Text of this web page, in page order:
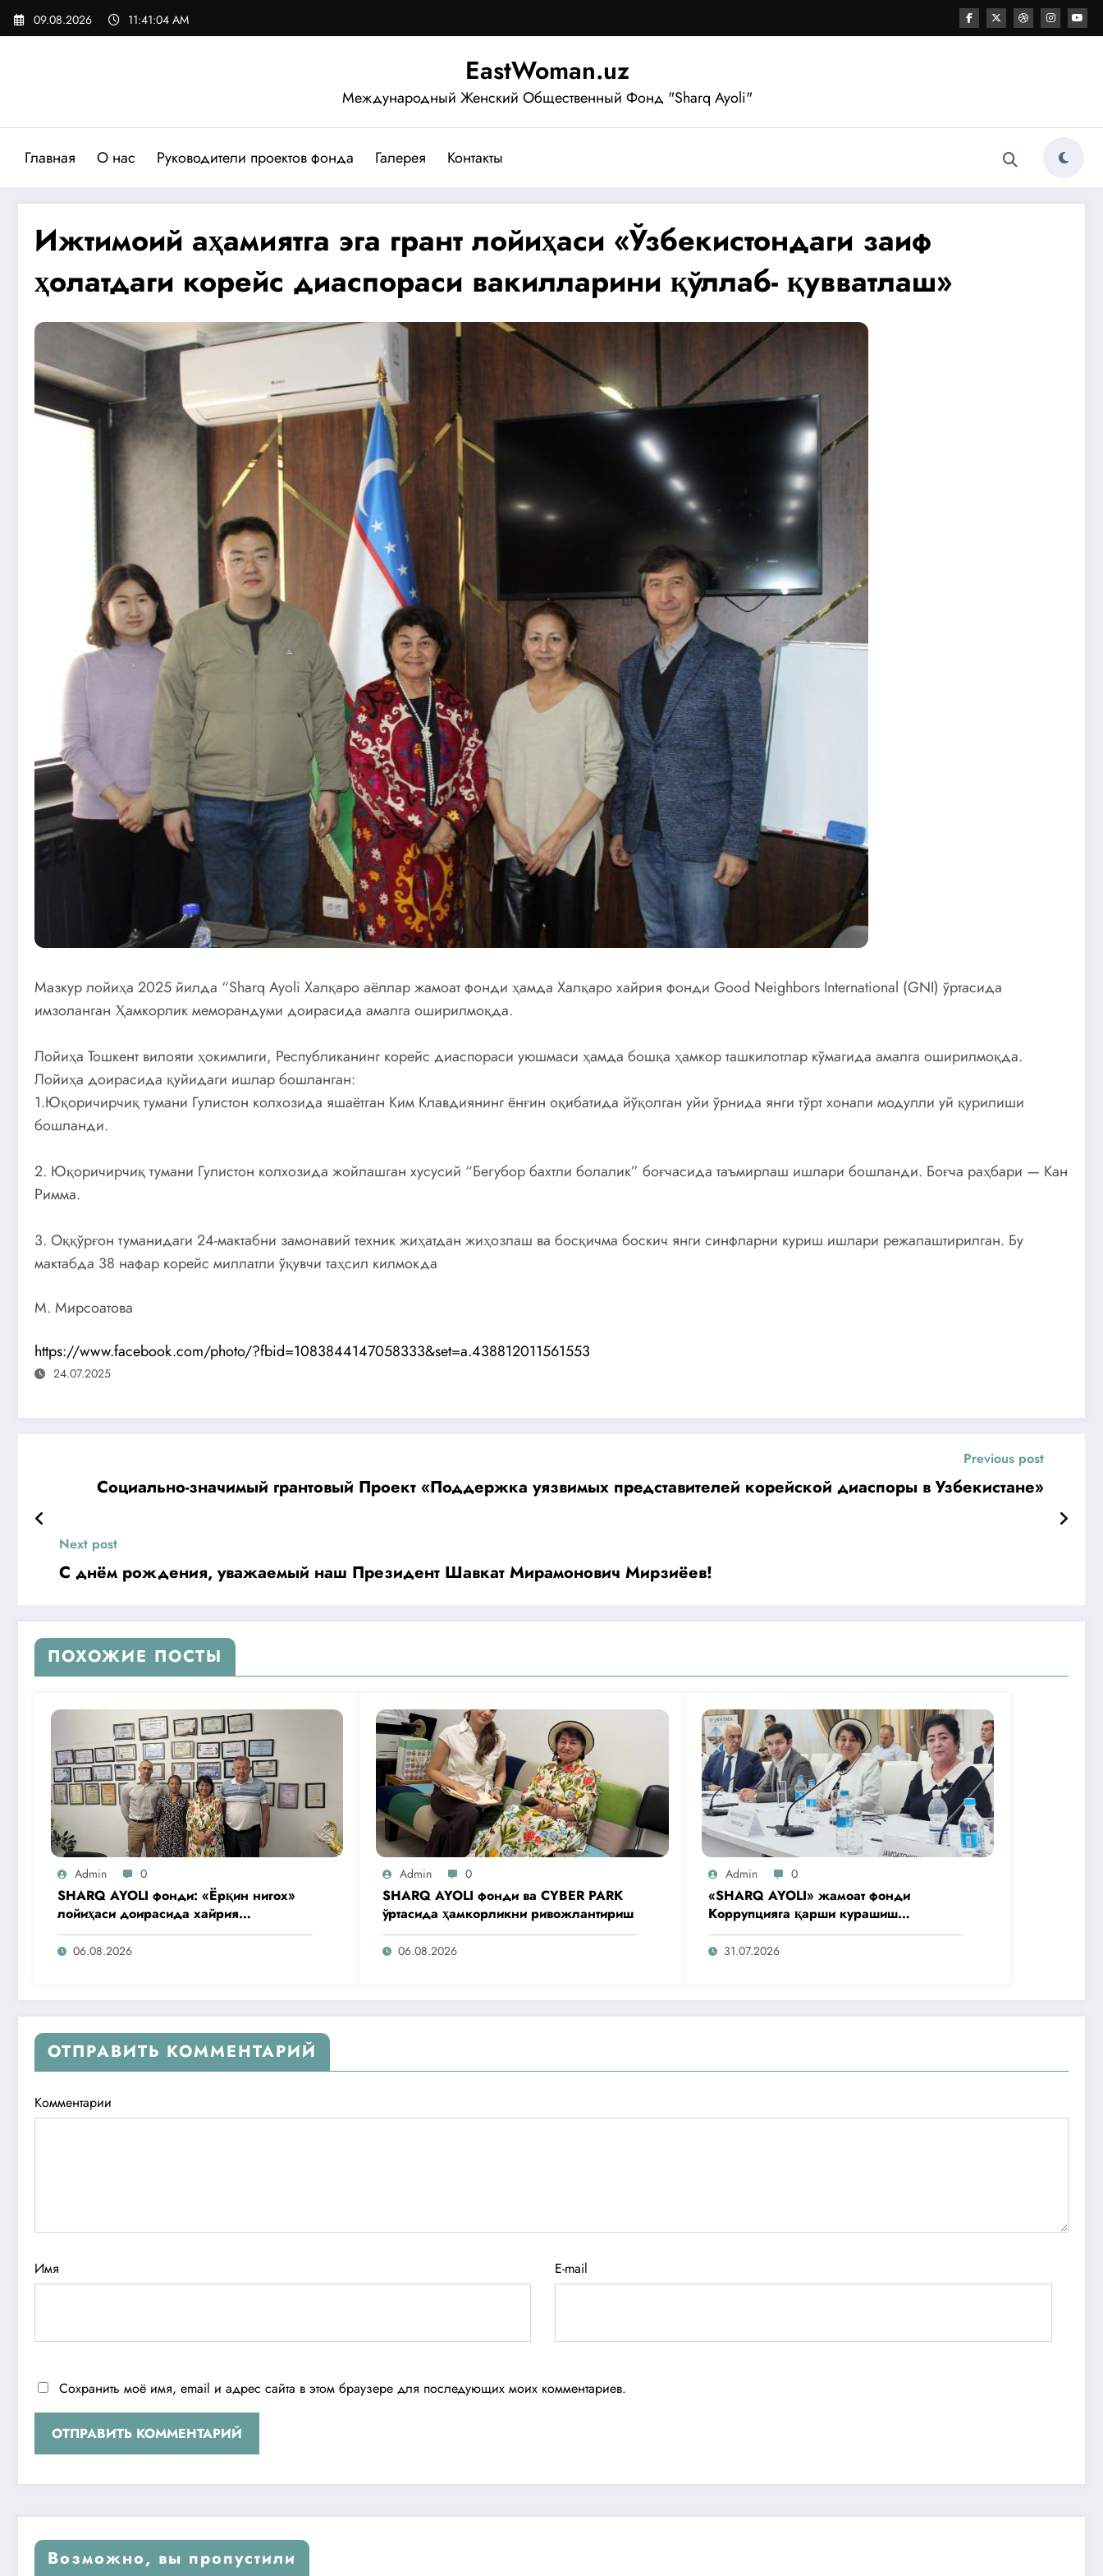
Перейти
09.08.2026 11:41:06 AM
EastWoman.uz
Международный Женский Общественный Фонд "Sharq Ayoli"
Главная О нас Руководители проектов фонда Галерея Контакты
Ижтимоий аҳамиятга эга грант лойиҳаси «Ўзбекистондаги заиф
ҳолатдаги корейс диаспораси вакилларини қўллаб- қувватлаш»
Мазкур лойиҳа 2025 йилда “Sharq Ayoli Халқаро аёллар жамоат фонди ҳамда Халқаро хайрия фонди Good Neighbors International (GNI) ўртасида
имзоланган Ҳамкорлик меморандуми доирасида амалга оширилмоқда.
Лойиҳа Тошкент вилояти ҳокимлиги, Республиканинг корейс диаспораси уюшмаси ҳамда бошқа ҳамкор ташкилотлар кўмагида амалга оширилмоқда.
Лойиҳа доирасида қуйидаги ишлар бошланган:
1.Юқоричирчиқ тумани Гулистон колхозида яшаётган Ким Клавдиянинг ёнғин оқибатида йўқолган уйи ўрнида янги тўрт хонали модулли уй қурилиши
бошланди.
2. Юқоричирчиқ тумани Гулистон колхозида жойлашган хусусий “Бегубор бахтли болалик” боғчасида таъмирлаш ишлари бошланди. Боғча раҳбари — Кан
Римма.
3. Оққўрғон туманидаги 24-мактабни замонавий техник жиҳатдан жиҳозлаш ва босқичма боскич янги синфларни куриш ишлари режалаштирилган. Бу
мактабда 38 нафар корейс миллатли ўқувчи таҳсил килмокда
М. Мирсоатова
https://www.facebook.com/photo/?fbid=1083844147058333&set=a.438812011561553
24.07.2025
Previous post
Социально-значимый грантовый Проект «Поддержка уязвимых представителей корейской диаспоры в Узбекистане»
Next post
С днём рождения, уважаемый наш Президент Шавкат Мирамонович Мирзиёев!
ПОХОЖИЕ ПОСТЫ
Admin 0
SHARQ AYOLI фонди: «Ёрқин нигох»
лойиҳаси доирасида хайрия
операциялари ўтказилади
06.08.2026
Admin 0
SHARQ AYOLI фонди ва CYBER PARK
ўртасида ҳамкорликни ривожлантириш
06.08.2026
Admin 0
«SHARQ AYOLI» жамоат фонди
Коррупцияга қарши курашиш
агентлигидаги жамоат эшитувида
ташаббусларини тақдим этди
31.07.2026
ОТПРАВИТЬ КОММЕНТАРИЙ
Комментарии
Имя E-mail
Сохранить моё имя, email и адрес сайта в этом браузере для последующих моих комментариев.
Возможно, вы пропустили